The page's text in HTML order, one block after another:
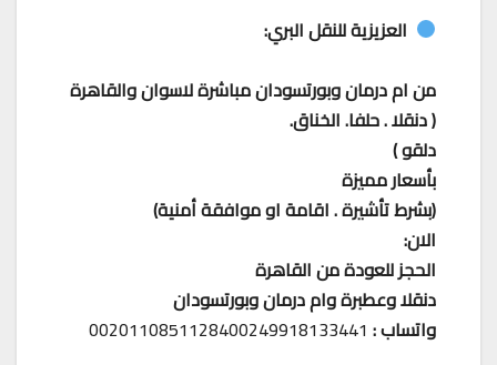
العزيزية للنقل البري:
من ام درمان وبورتسودان مباشرة لاسوان والقاهرة
( دنقلا . حلفا. الخناق.
دلقو )
بأسعار مميزة
(بشرط تأشيرة . اقامة او موافقة أمنية)
الان:
الحجز للعودة من القاهرة
دنقلا وعطبرة وام درمان وبورتسودان
واتساب : 0020110851128400249918133441